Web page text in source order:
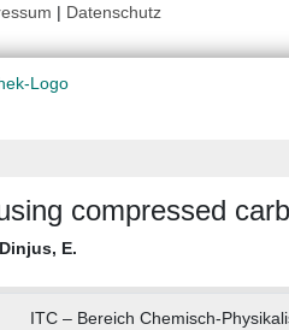
| Datenschutz
compressed
Dinjus, E.
ITC – Bereich Chemisch-